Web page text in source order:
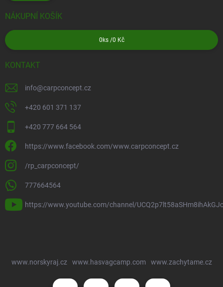
NÁKUPNÍ KOŠÍK
0ks /0 Kč
KONTAKT
info@carpconcept.cz
+420 601 371 137
+420 777 664 564
https://www.facebook.com/www.carpconcept.cz
/rp_carpconcept/
777664564
https://www.youtube.com/channel/
www.norskyraj.cz www.hasvagcamp.com www.zachytame.cz